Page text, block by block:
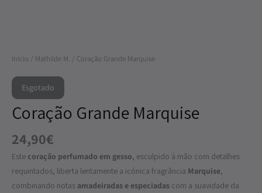
Início / Mathilde M. / Coração Grande Marquise
Esgotado
Coração Grande Marquise
24,90€
Este coração perfumado em gesso, esculpido à mão com detalhes
requintados, liberta lentamente a icónica fragrância Marquise,
combinando notas amadeiradas e especiadas com a suavidade da